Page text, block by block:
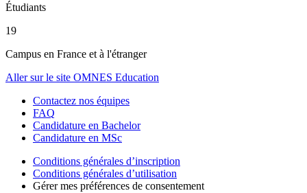
Étudiants
19
Campus en France et à l'étranger
Aller sur le site OMNES Education
Contactez nos équipes
FAQ
Candidature en Bachelor
Candidature en MSc
Conditions générales d’inscription
Conditions générales d’utilisation
Gérer mes préférences de consentement